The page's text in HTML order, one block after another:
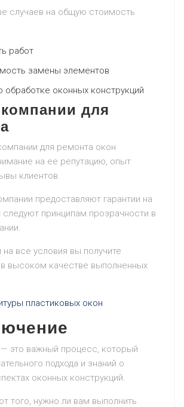
случаев на общую стоимость
работ
замены элементов
обработке оконных конструкций
для
для ремонта окон
на ее репутацию, опыт
клиентов.
предоставляют гарантии на
следуют принципам прозрачности в
на все условия вы получите
высоком качестве выполненных
пластиковых окон
это важный процесс, который
подхода и знаний о
оконных конструкций.
того, нужно ли вам выполнить